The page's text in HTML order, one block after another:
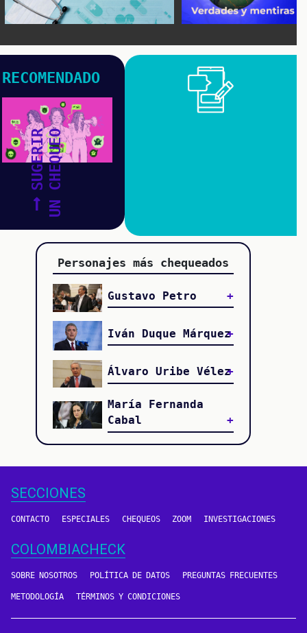
RECOMENDADO
SUGERIRUN CHEQUEO
Personajes más chequeados
Gustavo Petro
Iván Duque Márquez
Álvaro Uribe Vélez
María Fernanda
Cabal
SECCIONES
CONTACTO ESPECIALES CHEQUEOS ZOOM INVESTIGACIONES
COLOMBIACHECK
SOBRE NOSOTROS POLÍTICA DE DATOS PREGUNTAS FRECUENTES
METODOLOGÍA TÉRMINOS Y CONDICIONES